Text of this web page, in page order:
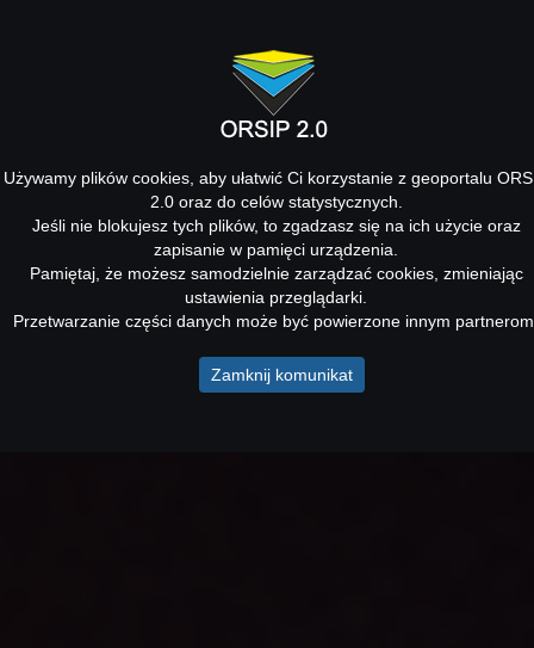
Używamy plików cookies, aby ułatwić Ci korzystanie z geoportalu
2.0 oraz do celów statystycznych.
Jeśli nie blokujesz tych plików, to zgadzasz się na ich użycie oraz
zapisanie w pamięci urządzenia.
Pamiętaj, że możesz samodzielnie zarządzać cookies, zmieniając
ustawienia przeglądarki.
Przetwarzanie części danych może być powierzone innym
Zamknij komunikat